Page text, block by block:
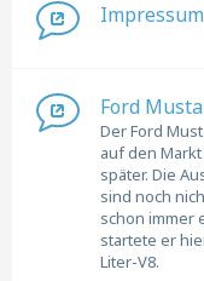
Impressum
Ford
Der Ford
auf den
später. Die
sind noch
schon immer
startete er
Liter-V8.